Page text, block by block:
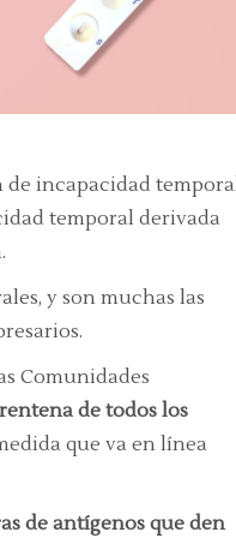
de incapacidad
temporal derivada
y son muchas las
Comunidades
de todos los
que va en línea
de antígenos que den